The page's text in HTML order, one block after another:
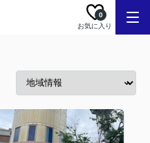
お気に入り
0